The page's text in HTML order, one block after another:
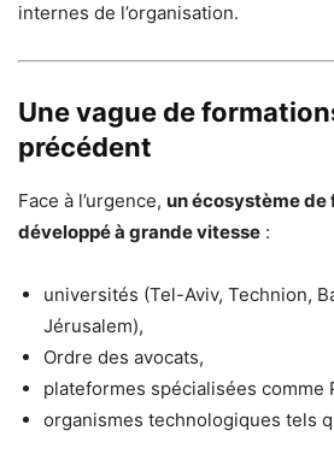
internes de l’organisation.
Une vague de
précédent
Face à l’urgence, un écosystème de
développé à grande vitesse :
universités (Tel-Aviv, Technion,
Jérusalem),
Ordre des avocats,
plateformes spécialisées comme
organismes technologiques tels